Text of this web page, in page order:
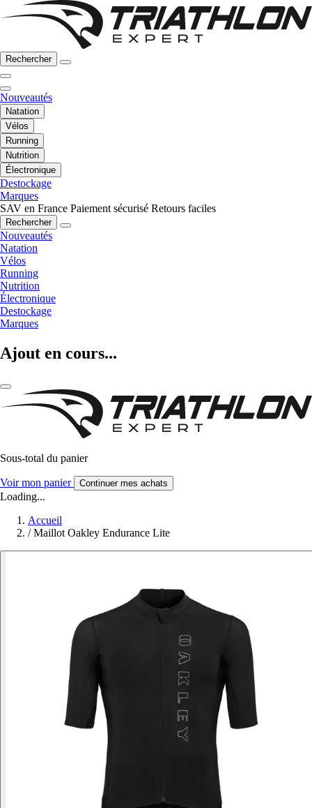
Rechercher
Nouveautés
Natation
Vélos
Running
Nutrition
Électronique
Destockage
Marques
SAV en France Paiement sécurisé Retours faciles
Rechercher
Nouveautés
Natation
Vélos
Running
Nutrition
Électronique
Destockage
Marques
Ajout en cours...
Sous-total du panier
Voir mon panier Continuer mes achats
Loading...
Accueil
/ Maillot Oakley Endurance Lite